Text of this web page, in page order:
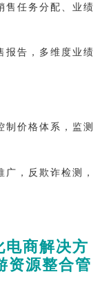
售任务分配、业绩
报告，多维度业绩
制价格体系，监测
，反欺诈检测，
电商解决方
资源整合管